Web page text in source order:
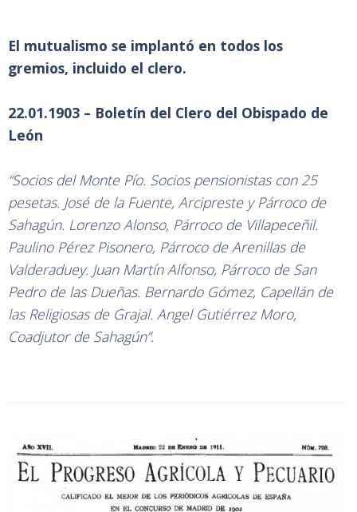
El mutualismo se implantó en todos los
gremios, incluido el clero.
22.01.1903 – Boletín del Clero del Obispado de
León
“Socios del Monte Pío. Socios pensionistas con 25
pesetas. José de la Fuente, Arcipreste y Párroco de
Sahagún. Lorenzo Alonso, Párroco de Villapeceñil.
Paulino Pérez Pisonero, Párroco de Arenillas de
Valderaduey. Juan Martín Alfonso, Párroco de San
Pedro de las Dueñas. Bernardo Gómez, Capellán de
las Religiosas de Grajal. Angel Gutiérrez Moro,
Coadjutor de Sahagún”.